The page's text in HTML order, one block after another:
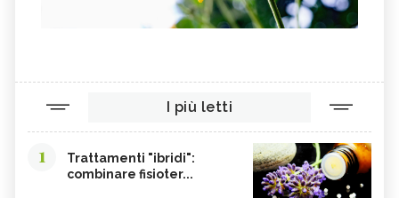
I più letti
1
Trattamenti "ibridi":
combinare fisioter...